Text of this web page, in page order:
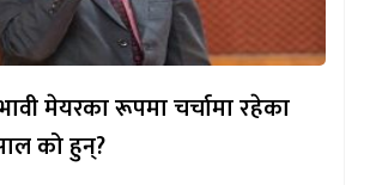
मेयरका रूपमा चर्चामा रहेका
को हुन्?